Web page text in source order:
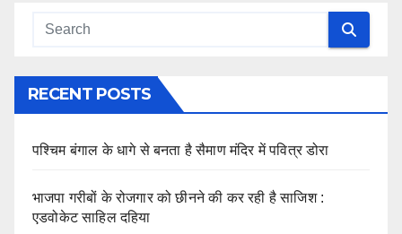
RECENT POSTS
पश्चिम बंगाल के धागे से बनता है सैमाण मंदिर में पवित्र डोरा
भाजपा गरीबों के रोजगार को छीनने की कर रही है साजिश :
एडवोकेट साहिल दहिया